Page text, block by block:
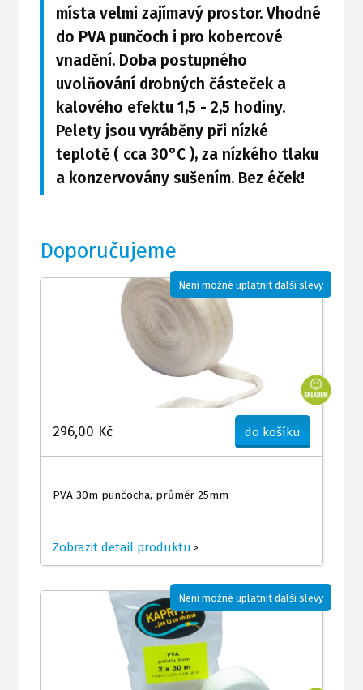
místa velmi zajímavý prostor. Vhodné
do PVA punčoch i pro kobercové
vnadění. Doba postupného
uvolňování drobných částeček a
kalového efektu 1,5 - 2,5 hodiny.
Pelety jsou vyráběny při nízké
teplotě ( cca 30°C ), za nízkého tlaku
a konzervovány sušením. Bez éček!
Doporučujeme
296,00 Kč do košíku
PVA 30m punčocha, průměr 25mm
Zobrazit detail produktu >
Není možné uplatnit další slevy
Není možné uplatnit další slevy